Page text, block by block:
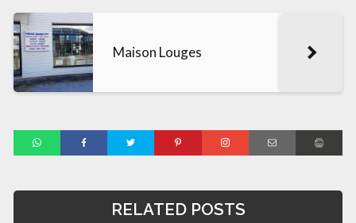
Maison Louges
RELATED POSTS